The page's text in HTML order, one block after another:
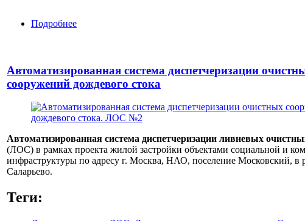
Подробнее
Автоматизированная система диспетчеризации
сооружений дождевого стока
Автоматизированная система диспетчеризации ливневых
(ЛОС) в рамках проекта жилой застройки объектами социальной и
инфраструктуры по адресу г. Москва, НАО, поселение Московский, в
Саларьево.
Теги: